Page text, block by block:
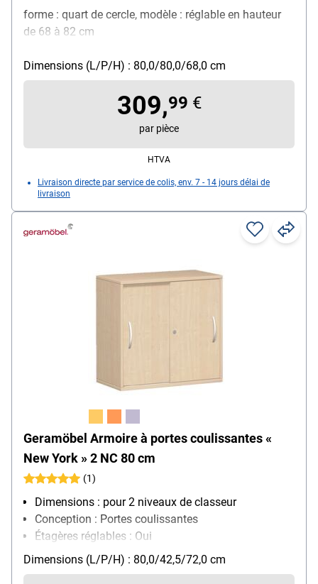
forme : quart de cercle, modèle : réglable en hauteur
de 68 à 82 cm
Dimensions (L/P/H) : 80,0/80,0/68,0 cm
309,99 €
par pièce
HTVA
Livraison directe par service de colis, env. 7 - 14 jours délai de
livraison
Geramöbel Armoire à portes coulissantes «
New York » 2 NC 80 cm
(1)
Dimensions : pour 2 niveaux de classeur
Conception : Portes coulissantes
Étagères réglables : Oui
Verrouillable : Oui
Modèle de piètement : sur patins
Dimensions (L/P/H) : 80,0/42,5/72,0 cm